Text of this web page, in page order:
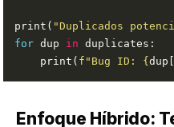
print( "Duplicados
for dup in
    print(
f "Bug ID: {dup[
Enfoque Híbrido: